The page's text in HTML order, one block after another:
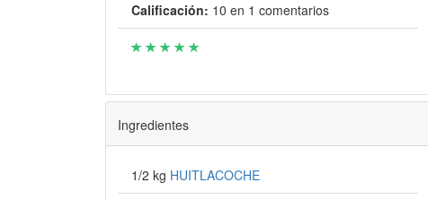
Calificación: 10 en 1 comentarios
Ingredientes
1/2 kg HUITLACOCHE